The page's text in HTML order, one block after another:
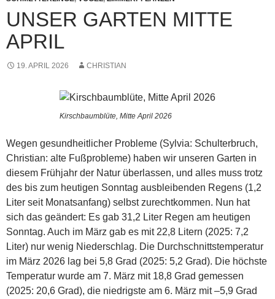
UNSER GARTEN MITTE
APRIL
19. APRIL 2026 CHRISTIAN
Kirschbaumblüte, Mitte April 2026
Wegen gesundheitlicher Probleme (Sylvia: Schulterbruch,
Christian: alte Fußprobleme) haben wir unseren Garten in
diesem Frühjahr der Natur überlassen, und alles muss trotz
des bis zum heutigen Sonntag ausbleibenden Regens (1,2
Liter seit Monatsanfang) selbst zurechtkommen. Nun hat
sich das geändert: Es gab 31,2 Liter Regen am heutigen
Sonntag. Auch im März gab es mit 22,8 Litern (2025: 7,2
Liter) nur wenig Niederschlag. Die Durchschnittstemperatur
im März 2026 lag bei 5,8 Grad (2025: 5,2 Grad). Die höchste
Temperatur wurde am 7. März mit 18,8 Grad gemessen
(2025: 20,6 Grad), die niedrigste am 6. März mit –5,9 Grad